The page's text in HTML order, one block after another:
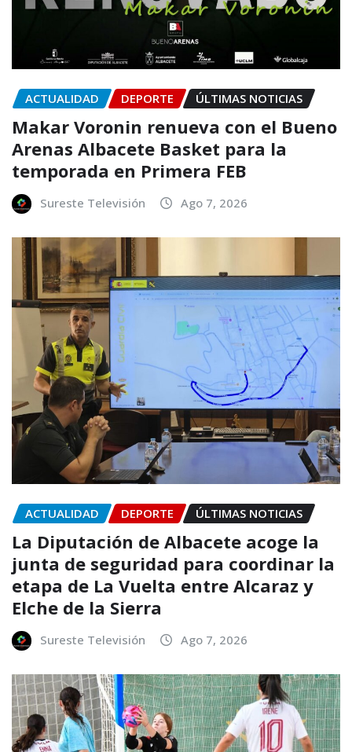
ACTUALIDAD DEPORTE ÚLTIMAS NOTICIAS
Makar Voronin renueva con el Bueno
Arenas Albacete Basket para la
temporada en Primera FEB
Sureste Televisión Ago 7, 2026
ACTUALIDAD DEPORTE ÚLTIMAS NOTICIAS
La Diputación de Albacete acoge la
junta de seguridad para coordinar la
etapa de La Vuelta entre Alcaraz y
Elche de la Sierra
Sureste Televisión Ago 7, 2026